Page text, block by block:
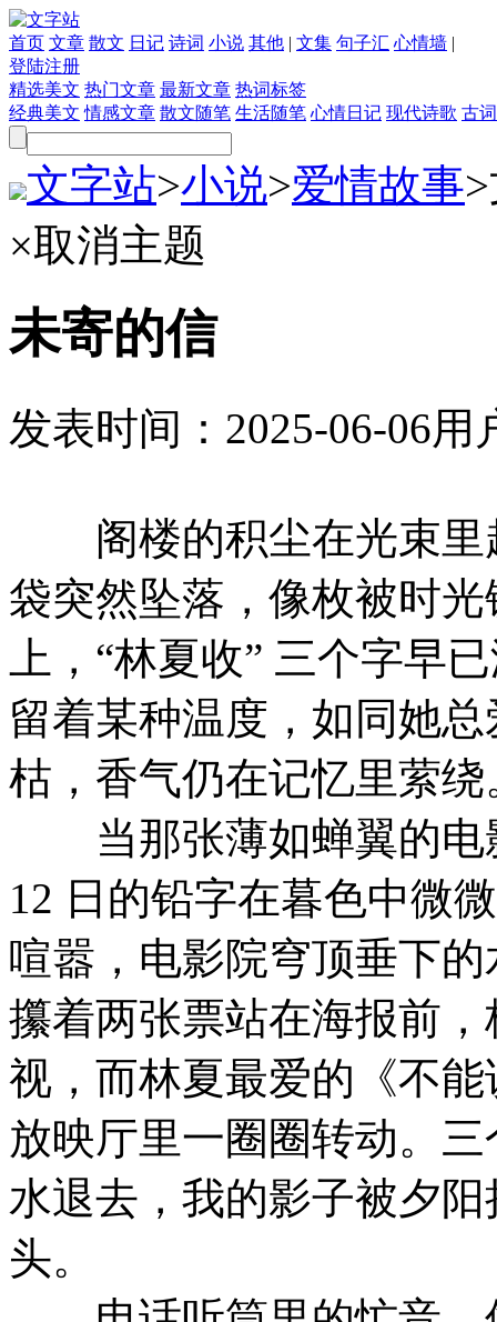
首页 文章 散文 日记 诗词 小说 其他 | 文集 句子汇 心情墙 |
登陆注册
精选美文 热门文章 最新文章 热词标签
经典美文 情感文章 散文随笔 生活随笔 心情日记 现代诗歌 古
文字站>小说>爱情故事>
×取消主题
未寄的信
发表时间： 2025-06-06用
阁楼的积尘在光束里
袋突然坠落，像枚被时
上，“林夏收” 三个字早
留着某种温度，如同她
枯，香气仍在记忆里萦绕
当那张薄如蝉翼的电
12 日的铅字在暮色中微
喧嚣，电影院穹顶垂下
攥着两张票站在海报前
视，而林夏最爱的《不
放映厅里一圈圈转动。
水退去，我的影子被夕
头。​